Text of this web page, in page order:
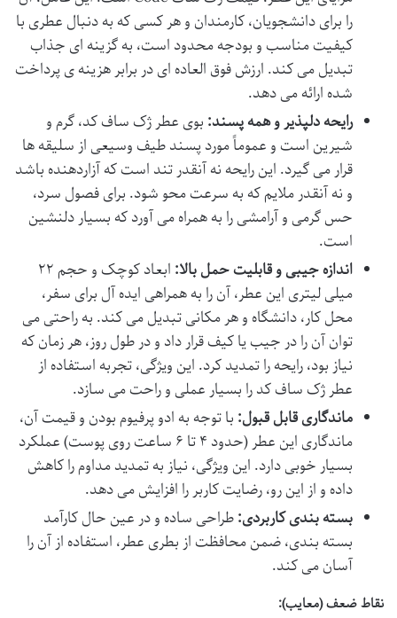
را برای دانشجویان، کارمندان و هر کسی که به دنبال عطری با
کیفیت مناسب و بودجه محدود است، به گزینه ای جذاب
تبدیل می کند. ارزش فوق العاده ای در برابر هزینه ی پرداخت
شده ارائه می دهد.
رایحه دلپذیر و همه پسند: بوی عطر ژک ساف کد، گرم و
شیرین است و عموماً مورد پسند طیف وسیعی از سلیقه ها
قرار می گیرد. این رایحه نه آنقدر تند است که آزاردهنده باشد
و نه آنقدر ملایم که به سرعت محو شود. برای فصول سرد،
حس گرمی و آرامشی را به همراه می آورد که بسیار دلنشین
است.
اندازه جیبی و قابلیت حمل بالا:
ابعاد کوچک و حجم ۲۲
میلی لیتری این عطر، آن را به همراهی ایده آل برای سفر،
محل کار، دانشگاه و هر مکانی تبدیل می کند. به راحتی می
توان آن را در جیب یا کیف قرار داد و در طول روز، هر زمان که
نیاز بود، رایحه را تمدید کرد. این ویژگی، تجربه استفاده از
عطر ژک ساف کد را بسیار عملی و راحت می سازد.
ماندگاری قابل قبول: با توجه به ادو پرفیوم بودن و قیمت آن،
ماندگاری این عطر (حدود ۴ تا ۶ ساعت روی پوست) عملکرد
بسیار خوبی دارد. این ویژگی، نیاز به تمدید مداوم را کاهش
داده و از این رو، رضایت کاربر را افزایش می دهد.
بسته بندی کاربردی:طراحی ساده و در عین حال کارآمد
بسته بندی، ضمن محافظت از بطری عطر، استفاده از آن را
آسان می کند.
نقاط ضعف (معایب):